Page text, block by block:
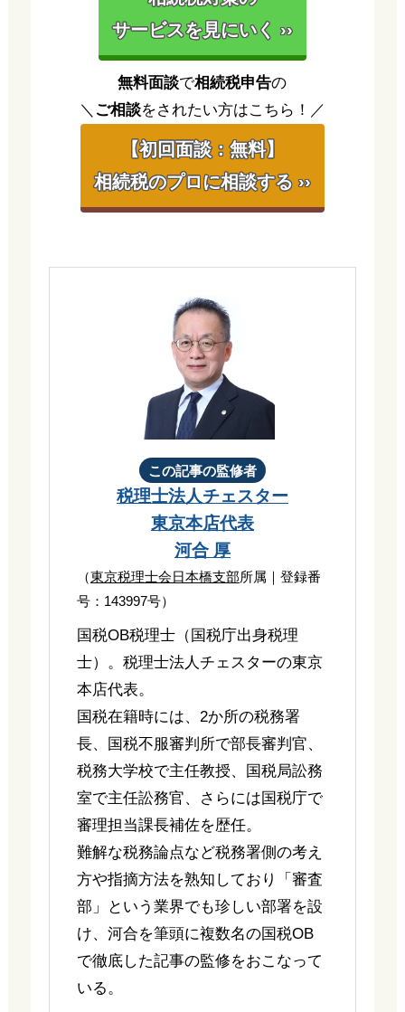
サービスを見にいく ››
無料面談で相続税申告の
＼ ご相談をされたい方はこちら！／
【初回面談：無料】
相続税のプロに相談する ››
この記事の監修者
税理士法人チェスター
東京本店代表
河合 厚
（東京税理士会日本橋支部所属｜登録番
号：143997号）
国税OB税理士（国税庁出身税理
士）。税理士法人チェスターの東京
本店代表。
国税在籍時には、2か所の税務署
長、国税不服審判所で部長審判官、
税務大学校で主任教授、国税局訟務
室で主任訟務官、さらには国税庁で
審理担当課長補佐を歴任。
難解な税務論点など税務署側の考え
方や指摘方法を熟知しており「審査
部」という業界でも珍しい部署を設
け、河合を筆頭に複数名の国税OB
で徹底した記事の監修をおこなって
いる。